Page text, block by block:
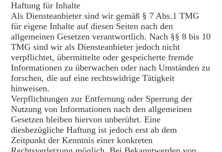
Haftung für Inhalte
Als Diensteanbieter sind wir gemäß § 7 Abs.1 TMG
für eigene Inhalte auf diesen Seiten nach den
allgemeinen Gesetzen verantwortlich. Nach §§ 8 bis 10
TMG sind wir als Diensteanbieter jedoch nicht
verpflichtet, übermittelte oder gespeicherte fremde
Informationen zu überwachen oder nach Umständen zu
forschen, die auf eine rechtswidrige Tätigkeit
hinweisen.
Verpflichtungen zur Entfernung oder Sperrung der
Nutzung von Informationen nach den allgemeinen
Gesetzen bleiben hiervon unberührt. Eine
diesbezügliche Haftung ist jedoch erst ab dem
Zeitpunkt der Kenntnis einer konkreten